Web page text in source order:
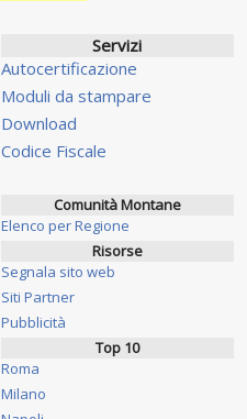
Servizi
Autocertificazione
Moduli da stampare
Download
Codice Fiscale
Comunità Montane
Elenco per Regione
Risorse
Segnala sito web
Siti Partner
Pubblicità
Top 10
Roma
Milano